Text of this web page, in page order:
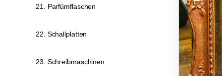
21. Parfümflaschen
22. Schallplatten
23. Schreibmaschinen